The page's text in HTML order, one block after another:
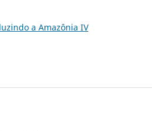
a Amazônia IV